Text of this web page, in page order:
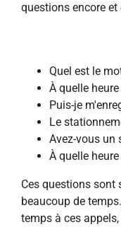
questions encore et
Quel est le
À quelle
Puis-je
Le
Avez-vous un
À quelle
Ces questions sont
beaucoup de
temps à ces